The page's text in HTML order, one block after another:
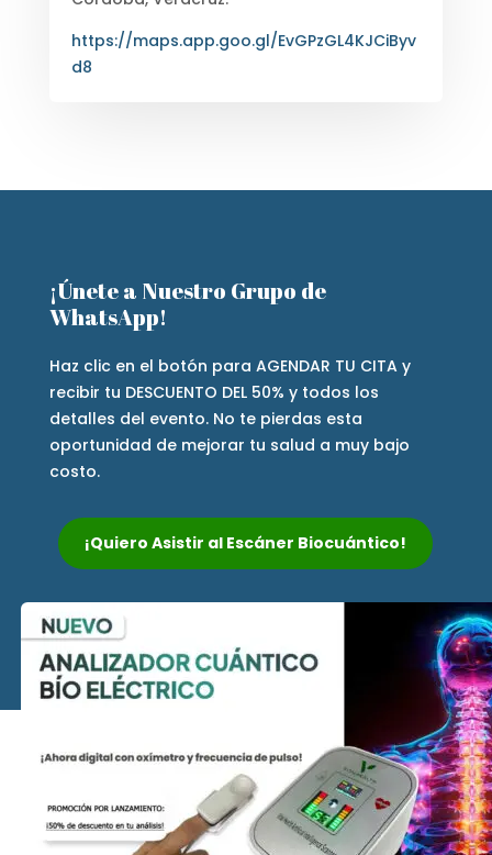
https://maps.app.goo.gl/EvGPzGL4KJCiByv
d8
¡Únete a Nuestro Grupo de
WhatsApp!
Haz clic en el botón para AGENDAR TU CITA y
recibir tu DESCUENTO DEL 50% y todos los
detalles del evento. No te pierdas esta
oportunidad de mejorar tu salud a muy bajo
costo.
¡Quiero Asistir al Escáner Biocuántico!